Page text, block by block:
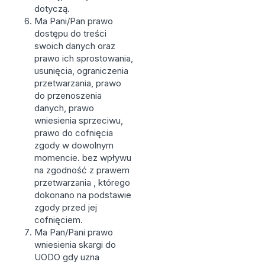
dotyczą.
Ma Pani/Pan prawo
dostępu do treści
swoich danych oraz
prawo ich sprostowania,
usunięcia, ograniczenia
przetwarzania, prawo
do przenoszenia
danych, prawo
wniesienia sprzeciwu,
prawo do cofnięcia
zgody w dowolnym
momencie. bez wpływu
na zgodność z prawem
przetwarzania , którego
dokonano na podstawie
zgody przed jej
cofnięciem.
Ma Pan/Pani prawo
wniesienia skargi do
UODO gdy uzna